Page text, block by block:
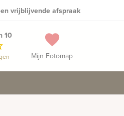
vrijblijvende afspraak
favorite
Mijn Fotomap
10